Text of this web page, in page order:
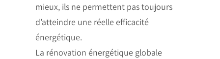
mieux, ils ne permettent pas toujours
d’atteindre une réelle efficacité
énergétique.
La rénovation énergétique globale